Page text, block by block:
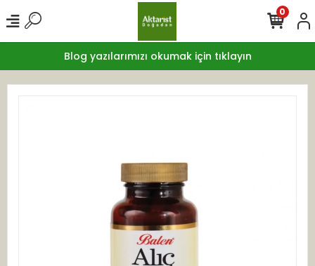
Blog yazılarımızı okumak için tıklayın
0